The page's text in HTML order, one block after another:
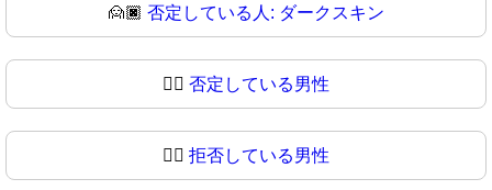
🙍🏿 否定している人: ダークスキン
🙍‍♂️ 否定している男性
🙍‍♂ 拒否している男性